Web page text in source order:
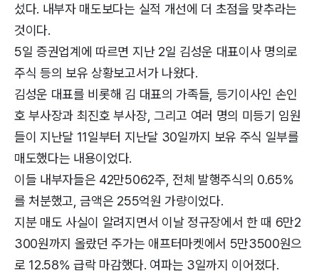
섰다. 내부자 매도보다는 실적 개선에 더 초점을 맞추라는
것이다.
5일 증권업계에 따르면 지난 2일 김성운 대표이사 명의로
주식 등의 보유 상황보고서가 나왔다.
김성운 대표를 비롯해 김 대표의 가족들, 등기이사인 손인
호 부사장과 최진호 부사장, 그리고 여러 명의 미등기 임원
들이 지난달 11일부터 지난달 30일까지 보유 주식 일부를
매도했다는 내용이었다.
이들 내부자들은 42만5062주, 전체 발행주식의 0.65%
를 처분했고, 금액은 255억원 가량이었다.
지분 매도 사실이 알려지면서 이날 정규장에서 한 때 6만2
300원까지 올랐던 주가는 애프터마켓에서 5만3500원으
로 12.58% 급락 마감했다. 여파는 3일까지 이어졌다.